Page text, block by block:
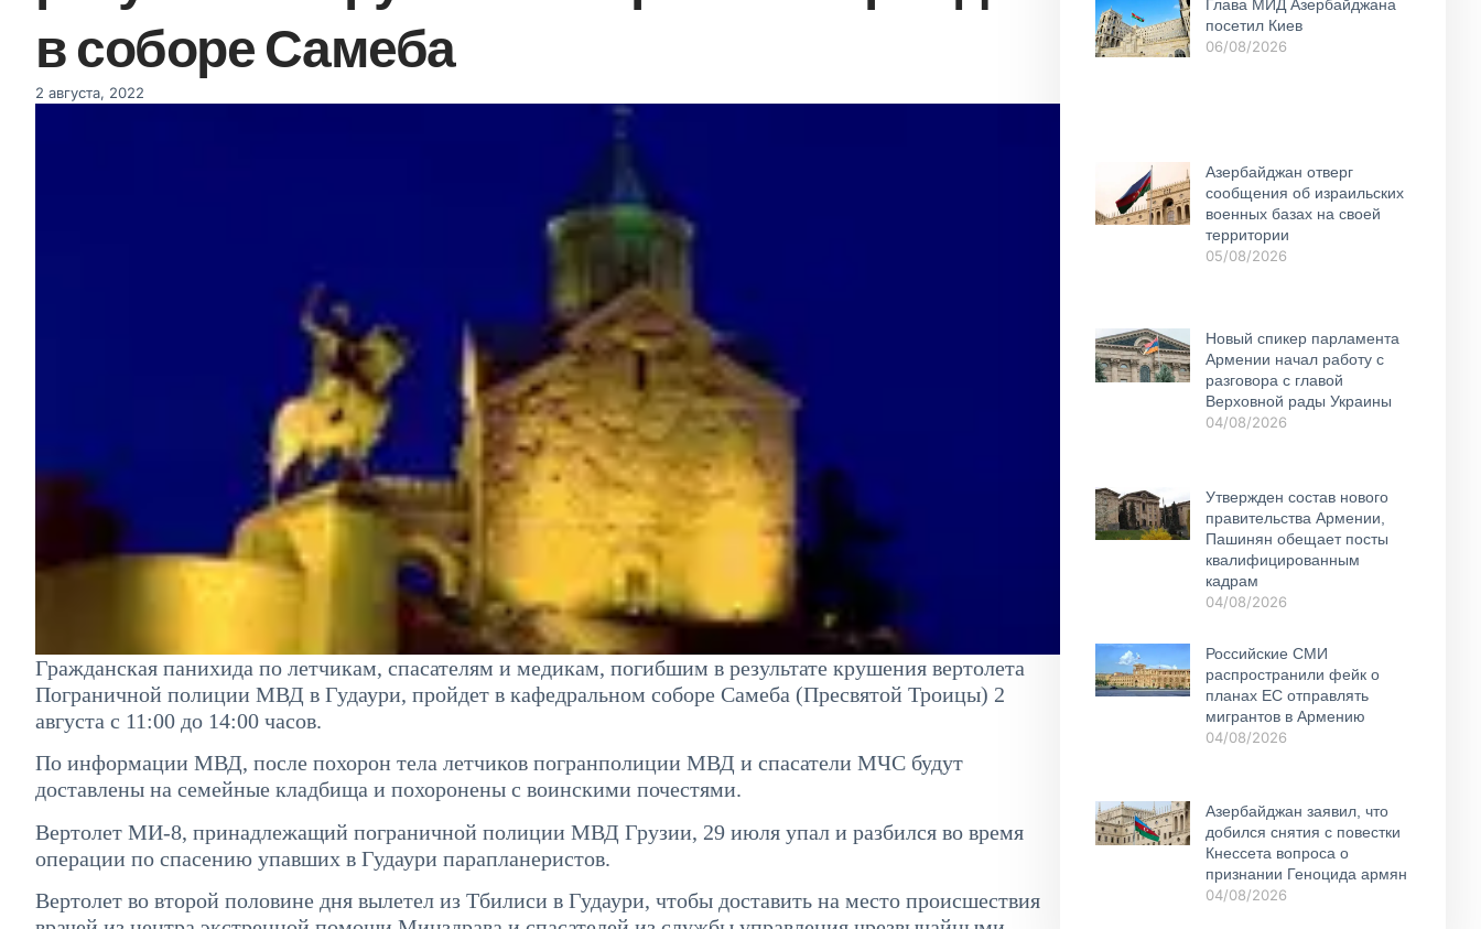
в соборе Самеба
2 августа, 2022
Гражданская панихида по летчикам, спасателям и медикам, погибшим в результате крушения вертолета
Пограничной полиции МВД в Гудаури, пройдет в кафедральном соборе Самеба (Пресвятой Троицы) 2
августа с 11:00 до 14:00 часов.
По информации МВД, после похорон тела летчиков погранполиции МВД и спасатели МЧС будут
доставлены на семейные кладбища и похоронены с воинскими почестями.
Вертолет МИ-8, принадлежащий пограничной полиции МВД Грузии, 29 июля упал и разбился во время
операции по спасению упавших в Гудаури парапланеристов.
Вертолет во второй половине дня вылетел из Тбилиси в Гудаури, чтобы доставить на место происшествия
Глава МИД Азербайджана
посетил Киев
06/08/2026
Азербайджан отверг
сообщения об израильских
военных базах на своей
территории
05/08/2026
Новый спикер парламента
Армении начал работу с
разговора с главой
Верховной рады Украины
04/08/2026
Утвержден состав нового
правительства Армении,
Пашинян обещает посты
квалифицированным
кадрам
04/08/2026
Российские СМИ
распространили фейк о
планах ЕС отправлять
мигрантов в Армению
04/08/2026
Азербайджан заявил, что
добился снятия с повестки
Кнессета вопроса о
признании Геноцида армян
04/08/2026